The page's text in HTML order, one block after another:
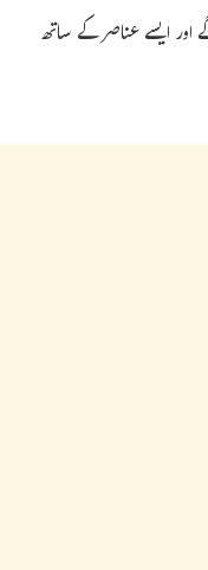
ایسے عناصر کے ساتھ